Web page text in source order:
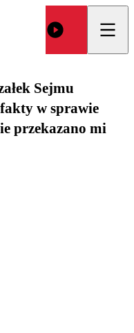
Sejmu
w sprawie
przekazano mi